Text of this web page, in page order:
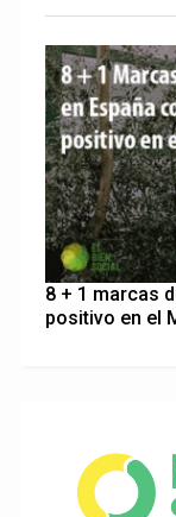
8 + 1 marcas
positivo en el